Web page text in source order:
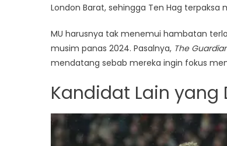
London Barat, sehingga Ten Hag
MU harusnya tak menemui hambatan
musim panas 2024. Pasalnya, The
mendatang sebab mereka ingin fokus
Kandidat Lain yang